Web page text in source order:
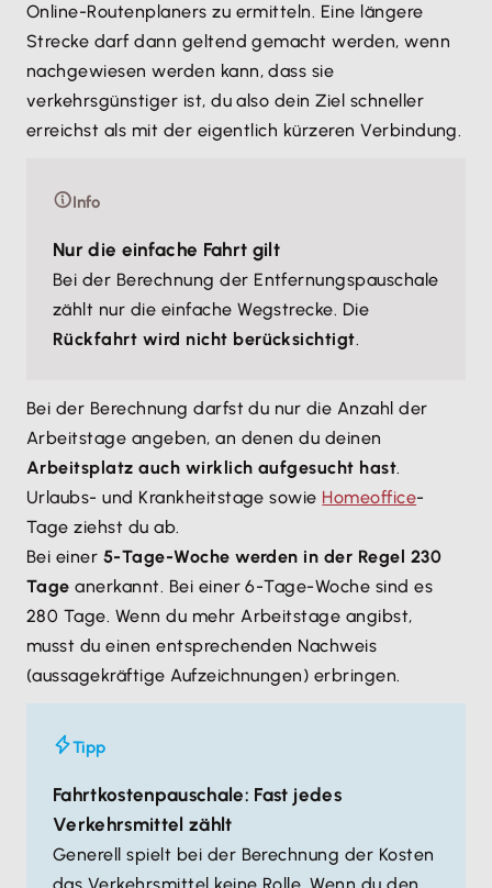
Online-Routenplaners zu ermitteln. Eine längere
Strecke darf dann geltend gemacht werden, wenn
nachgewiesen werden kann, dass sie
verkehrsgünstiger ist, du also dein Ziel schneller
erreichst als mit der eigentlich kürzeren Verbindung.
Info
Nur die einfache Fahrt gilt
Bei der Berechnung der Entfernungspauschale
zählt nur die einfache Wegstrecke. Die
Rückfahrt wird nicht berücksichtigt.
Bei der Berechnung darfst du nur die Anzahl der
Arbeitstage angeben, an denen du deinen
Arbeitsplatz auch wirklich aufgesucht hast.
Urlaubs- und Krankheitstage sowie Homeoffice-
Tage ziehst du ab.
Bei einer 5-Tage-Woche werden in der Regel 230
Tage anerkannt. Bei einer 6-Tage-Woche sind es
280 Tage. Wenn du mehr Arbeitstage angibst,
musst du einen entsprechenden Nachweis
(aussagekräftige Aufzeichnungen) erbringen.
Tipp
Fahrtkostenpauschale: Fast jedes
Verkehrsmittel zählt
Generell spielt bei der Berechnung der Kosten